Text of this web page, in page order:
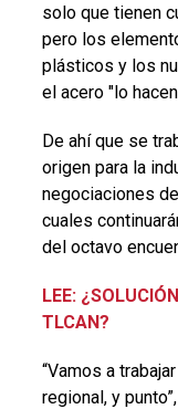
solo que tienen
pero los
plásticos y los
el acero "lo
De ahí que se
origen para la
negociaciones
cuales
del octavo
LEE:
TLCAN?
“Vamos a
regional, y